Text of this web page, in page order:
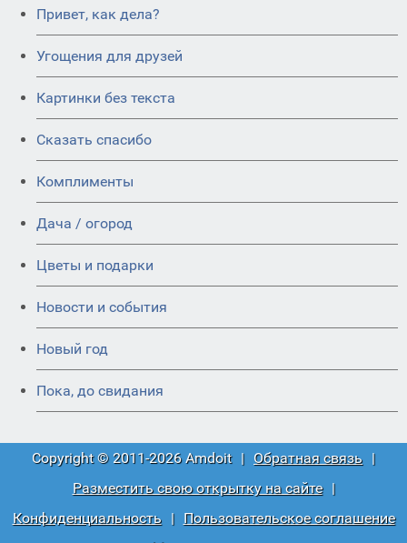
Привет, как дела?
Угощения для друзей
Картинки без текста
Сказать спасибо
Комплименты
Дача / огород
Цветы и подарки
Новости и события
Новый год
Пока, до свидания
Copyright © 2011-2026 Amdoit | Обратная связь |
Разместить свою открытку на сайте
|
Конфиденциальность
|
Пользовательское соглашение